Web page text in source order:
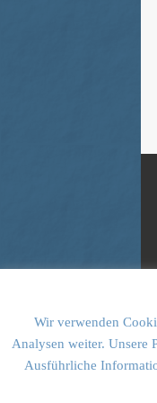
Wir verwenden
Analysen weiter. Unsere
Ausführliche